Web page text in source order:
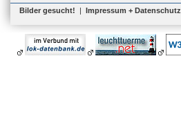
Bilder gesucht! | Impressum + Datenschutz